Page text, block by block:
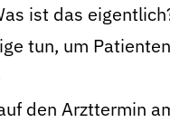
ist das
tun, um
den Arzttermin